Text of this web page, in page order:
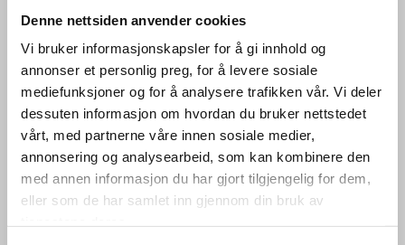
Denne nettsiden anvender cookies
Vi bruker informasjonskapsler for å gi innhold og
annonser et personlig preg, for å levere sosiale
mediefunksjoner og for å analysere trafikken vår. Vi deler
dessuten informasjon om hvordan du bruker nettstedet
vårt, med partnerne våre innen sosiale medier,
annonsering og analysearbeid, som kan kombinere den
med annen informasjon du har gjort tilgjengelig for dem,
eller som de har samlet inn gjennom din bruk av